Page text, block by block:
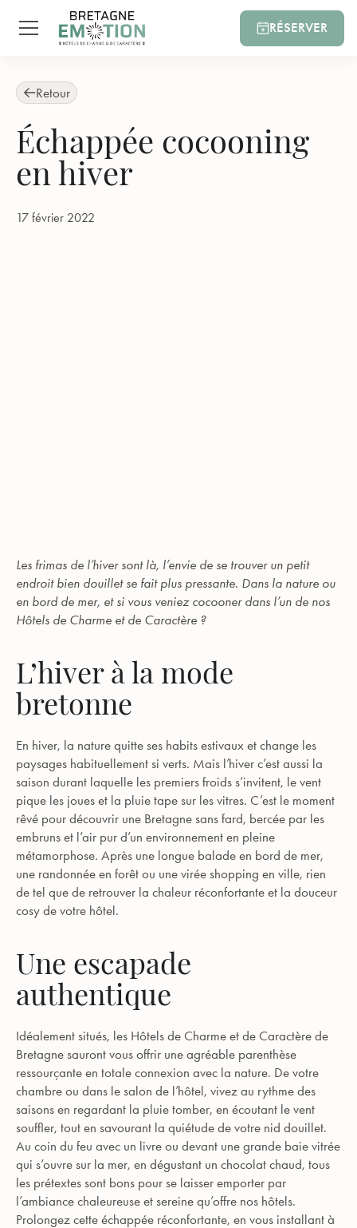
RÉSERVER
Retour
Échappée cocooning
en hiver
17 février 2022
Les frimas de l’hiver sont là, l’envie de se trouver un petit
endroit bien douillet se fait plus pressante. Dans la nature ou
en bord de mer, et si vous veniez cocooner dans l’un de nos
Hôtels de Charme et de Caractère ?
L’hiver à la mode
bretonne
En hiver, la nature quitte ses habits estivaux et change les
paysages habituellement si verts. Mais l’hiver c’est aussi la
saison durant laquelle les premiers froids s’invitent, le vent
pique les joues et la pluie tape sur les vitres. C’est le moment
rêvé pour découvrir une Bretagne sans fard, bercée par les
embruns et l’air pur d’un environnement en pleine
métamorphose. Après une longue balade en bord de mer,
une randonnée en forêt ou une virée shopping en ville, rien
de tel que de retrouver la chaleur réconfortante et la douceur
cosy de votre hôtel.
Une escapade
authentique
Idéalement situés, les Hôtels de Charme et de Caractère de
Bretagne sauront vous offrir une agréable parenthèse
ressourçante en totale connexion avec la nature. De votre
chambre ou dans le salon de l’hôtel, vivez au rythme des
saisons en regardant la pluie tomber, en écoutant le vent
souffler, tout en savourant la quiétude de votre nid douillet.
Au coin du feu avec un livre ou devant une grande baie vitrée
qui s’ouvre sur la mer, en dégustant un chocolat chaud, tous
les prétextes sont bons pour se laisser emporter par
l’ambiance chaleureuse et sereine qu’offre nos hôtels.
Prolongez cette échappée réconfortante, en vous installant à